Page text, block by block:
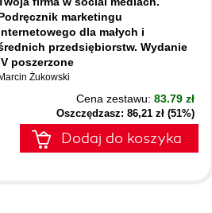
marketingu
dla małych i
przedsiębiorstw. Wydanie
poszerzone
Marcin Żukowski
Cena zestawu: 83.79 zł
Oszczędzasz: 86,21 zł (51%)
Dodaj do koszyka